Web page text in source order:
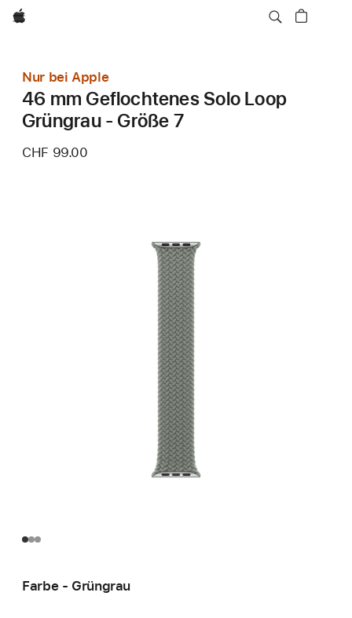
Apple
Nur bei Apple
46 mm Geflochtenes Solo Loop
Grüngrau - Größe 7
CHF 99.00
Farbe - Grüngrau